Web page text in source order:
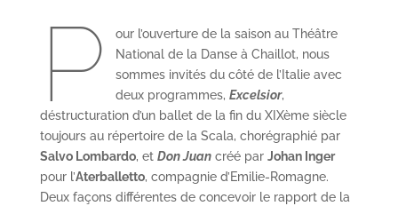
P
our l’ouverture de la saison au Théâtre
National de la Danse à Chaillot, nous
sommes invités du côté de l’Italie avec
deux programmes, Excelsior,
déstructuration d’un ballet de la fin du XIXème siècle
toujours au répertoire de la Scala, chorégraphié par
Salvo Lombardo, et Don Juancréé par Johan Inger
pour l’Aterballetto, compagnie d’Emilie-Romagne.
Deux façons différentes de concevoir le rapport de la